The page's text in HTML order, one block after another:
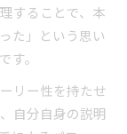
することで、本
た」という思い
す。
リー性を持たせ
自分自身の説明